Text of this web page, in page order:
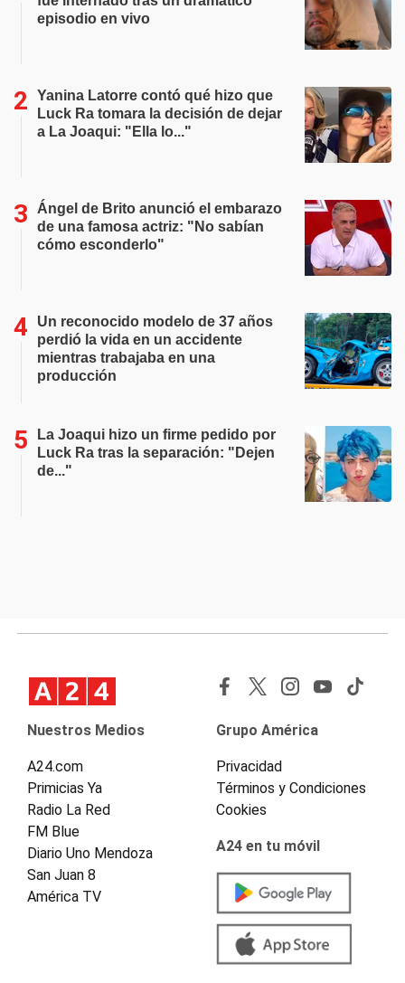
episodio en vivo
Yanina Latorre contó qué hizo que
Luck Ra tomara la decisión de dejar
a La Joaqui: "Ella lo..."
Ángel de Brito anunció el embarazo
de una famosa actriz: "No sabían
cómo esconderlo"
Un reconocido modelo de 37 años
perdió la vida en un accidente
mientras trabajaba en una
producción
La Joaqui hizo un firme pedido por
Luck Ra tras la separación: "Dejen
de..."
Nuestros Medios
A24.com
Primicias Ya
Radio La Red
FM Blue
Diario Uno Mendoza
San Juan 8
América TV
Grupo América
Privacidad
Términos y Condiciones
Cookies
A24 en tu móvil